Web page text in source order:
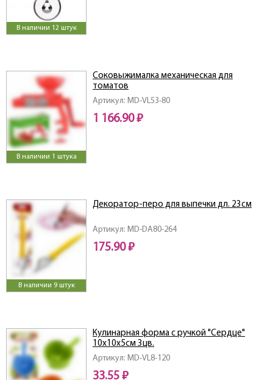
В наличии 12 штук
В наличии 1 штука
Артикул: MD-VL53-80
Соковыжималка механическая для
томатов
1 166.90 ₽
В наличии 9 штук
Артикул: MD-DA80-264
Декоратор-перо для выпечки дл. 23см
175.90 ₽
Артикул: MD-VL8-120
Кулинарная форма с ручкой "Сердце"
10х10х5см 3цв.
33.55 ₽